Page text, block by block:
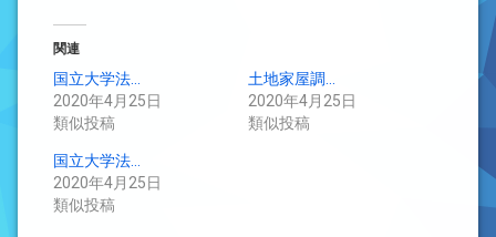
関連
国立大学法…
2020年4月25日
類似投稿
土地家屋調…
2020年4月25日
類似投稿
国立大学法…
2020年4月25日
類似投稿